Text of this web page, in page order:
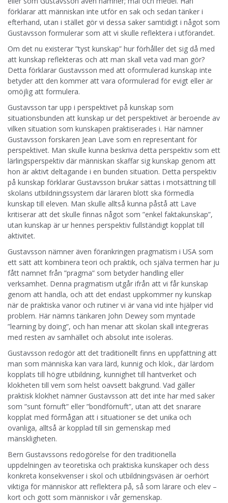
förklarar att människan inte utför en sak och sedan tänker i
efterhand, utan i stället gör vi dessa saker samtidigt i något som
Gustavsson formulerar som att vi skulle reflektera i utförandet.
Om det nu existerar ”tyst kunskap” hur förhåller det sig då med
att kunskap reflekteras och att man skall veta vad man gör?
Detta förklarar Gustavsson med att oformulerad kunskap inte
betyder att den kommer att vara oformulerad för evigt eller är
omöjlig att formulera.
Gustavsson tar upp i perspektivet på kunskap som
situationsbunden att kunskap ur det perspektivet är beroende av
vilken situation som kunskapen praktiserades i. Här nämner
Gustavsson forskaren Jean Lave som en representant för
perspektivet. Man skulle kunna beskriva detta perspektiv som ett
lärlingsperspektiv där människan skaffar sig kunskap genom att
hon är aktivt deltagande i en bunden situation. Detta perspektiv
på kunskap förklarar Gustavsson brukar sättas i motsättning till
skolans utbildningssystem där läraren blott ska förmedla
kunskap till eleven. Man skulle alltså kunna påstå att Lave
kritiserar att det skulle finnas något som ”enkel faktakunskap”,
utan kunskap är ur hennes perspektiv fullständigt kopplat till
aktivitet.
Gustavsson nämner även förankringen pragmatism i USA som
ett sätt att kombinera teori och praktik, och själva termen har ju
fått namnet från ”pragma” som betyder handling eller
verksamhet. Denna pragmatism utgår ifrån att vi får kunskap
genom att handla, och att det endast uppkommer ny kunskap
när de praktiska vanor och rutiner vi är vana vid inte hjälper vid
problem. Här nämns tänkaren John Dewey som myntade
”learning by doing”, och han menar att skolan skall integreras
med resten av samhället och absolut inte isoleras.
Gustavsson redogör att det traditionellt finns en uppfattning att
man som människa kan vara lärd, kunnig och klok., där lärdom
kopplats till högre utbildning, kunnighet till hantverket och
klokheten till vem som helst oavsett bakgrund. Vad gäller
praktisk klokhet nämner Gustavsson att det inte har med saker
som ”sunt förnuft” eller ”bondförnuft”, utan att det snarare
kopplat med förmågan att i situationer se det unika och
ovanliga, alltså är kopplad till sin gemenskap med
mänskligheten.
Bern Gustavssons redogörelse för den traditionella
uppdelningen av teoretiska och praktiska kunskaper och dess
konkreta konsekvenser i skol och utbildningsväsen är oerhört
viktiga för människor att reflektera på, så som lärare och elev –
kort och gott som människor i vår gemenskap.